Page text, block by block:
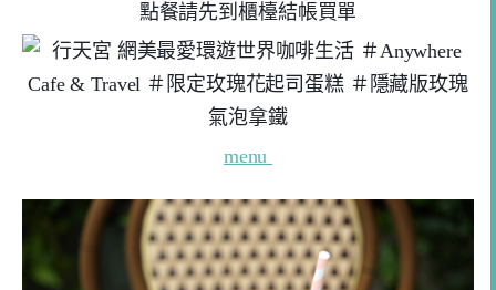
點餐請先到櫃檯結帳買單
menu